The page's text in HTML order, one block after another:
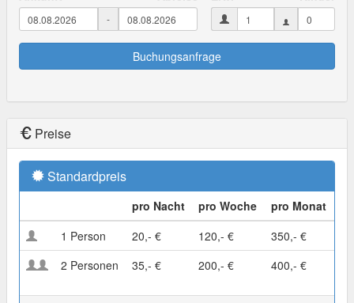
-
Buchungsanfrage
Preise
Standardpreis
pro Nacht pro Woche
pro Monat
1 Person
20,- € 120,- €
350,- €
2 Personen
35,- € 200,- € 400,- €